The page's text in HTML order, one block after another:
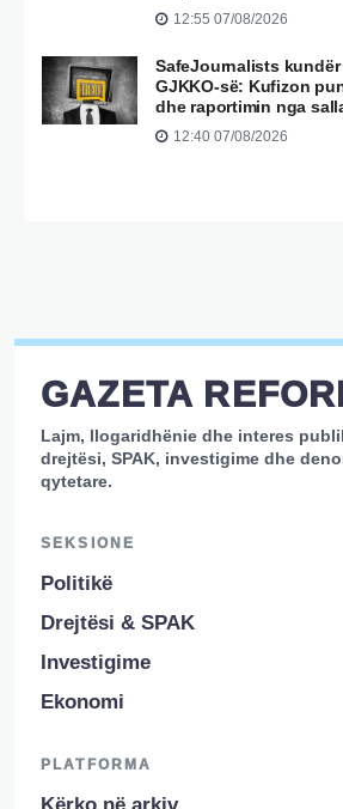
12:55 07/08/2026
SafeJournalists
GJKKO-së: Kufizon
dhe raportimin nga
12:40 07/08/2026
GAZETA
Lajm, llogaridhënie dhe interes
drejtësi, SPAK, investigime dhe
qytetare.
SEKSIONE
Politikë
Drejtësi & SPAK
Investigime
Ekonomi
PLATFORMA
Kërko në arkiv